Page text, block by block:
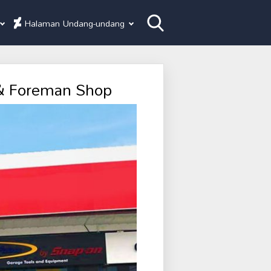
Halaman Undang-undang
Shop